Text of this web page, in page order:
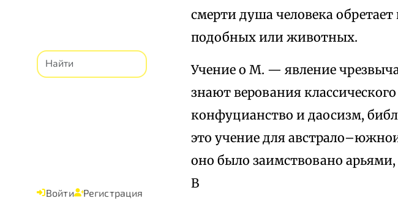
Войти Регистрация
смерти душа человека
подобных или животных.
Учение о М. — явление
знают верования
конфуцианство и даосизм,
это учение для
оно было заимствовано
В